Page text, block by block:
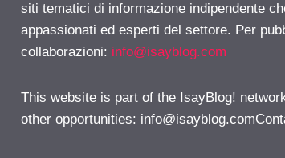
siti tematici di informazione indipendente
appassionati ed esperti del settore. Per
collaborazioni: info@isayblog.com
This website is part of the IsayBlog!
other opportunities: